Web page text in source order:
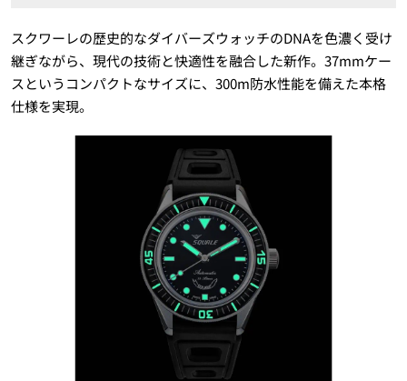
スクワーレの歴史的なダイバーズウォッチのDNAを色濃く受け
継ぎながら、現代の技術と快適性を融合した新作。37mmケー
スというコンパクトなサイズに、300m防水性能を備えた本格
仕様を実現。